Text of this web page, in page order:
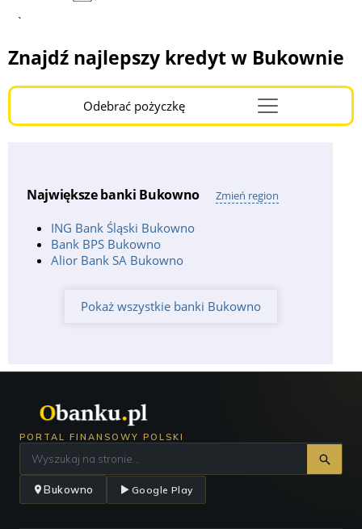
`
Znajdź najlepszy kredyt w Bukownie
Odebrać pożyczkęMenu
Burger
Największe banki Bukowno Zmień region
ING Bank Śląski Bukowno
Bank BPS Bukowno
Alior Bank SA Bukowno
Pokaż wszystkie banki Bukowno
PORTAL FINANSOWY POLSKI
Bukowno Google Play